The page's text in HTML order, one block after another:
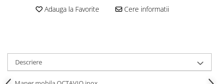
Adauga la Favorite Cere informatii
Descriere